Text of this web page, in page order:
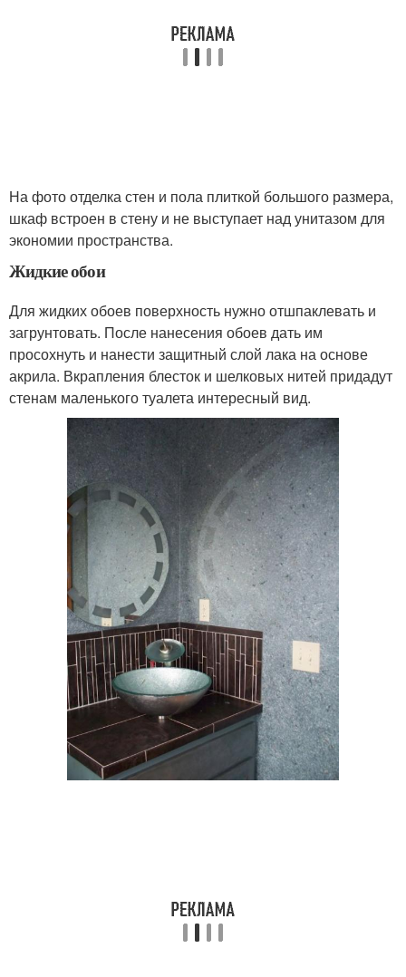
На фото отделка стен и пола плиткой большого размера,
шкаф встроен в стену и не выступает над унитазом для
экономии пространства.
Жидкие обои
Для жидких обоев поверхность нужно отшпаклевать и
загрунтовать. После нанесения обоев дать им
просохнуть и нанести защитный слой лака на основе
акрила. Вкрапления блесток и шелковых нитей придадут
стенам маленького туалета интересный вид.